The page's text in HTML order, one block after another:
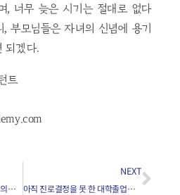
, 너무 늦은 시기는 절대로 없다
부모님들은 자녀의 신념에 용기
되겠다.
트
MCAT 성적이 35점이면 어떤 의대에 가나요?
NEXT
아직 진로결정을 못 한 대학졸업반 자녀에게 해줄 말은?